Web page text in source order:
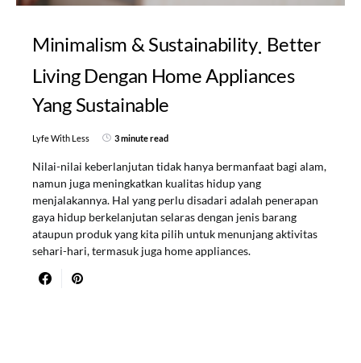
Minimalism & Sustainability Better
Living Dengan Home Appliances
Yang Sustainable
Lyfe With Less 3 minute read
Nilai-nilai keberlanjutan tidak hanya bermanfaat bagi alam,
namun juga meningkatkan kualitas hidup yang
menjalakannya. Hal yang perlu disadari adalah penerapan
gaya hidup berkelanjutan selaras dengan jenis barang
ataupun produk yang kita pilih untuk menunjang aktivitas
sehari-hari, termasuk juga home appliances.